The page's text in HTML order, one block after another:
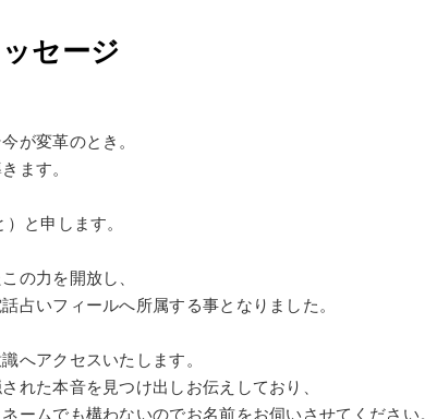
セージ
が変革のとき。
ます。
と申します。
の力を開放し、
占いフィールへ所属する事となりました。
へアクセスいたします。
れた本音を見つけ出しお伝えしており、
ームでも構わないのでお名前をお伺いさせてください。